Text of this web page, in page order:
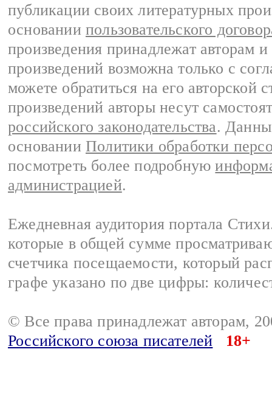
публикации своих литературных
основании пользовательского
произведения принадлежат авторам
произведений возможна только с
можете обратиться на его авторской
произведений авторы несут
российского законодательства.
основании Политики обработки
посмотреть более подробную
администрацией.
Ежедневная аудитория портала
которые в общей сумме
счетчика посещаемости, который
графе указано по две цифры:
© Все права принадлежат авторам,
Российского союза писателей
18+